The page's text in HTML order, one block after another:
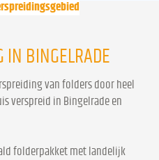
IN BINGELRADE
van folders door heel
verspreid in Bingelrade en
folderpakket met landelijk